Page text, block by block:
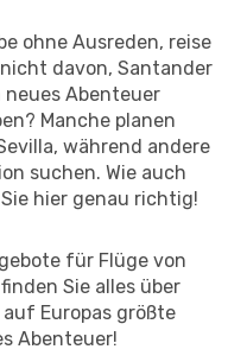
ohne Ausreden, reise
davon, Santander
Abenteuer
Manche planen
während andere
suchen. Wie auch
hier genau richtig!
für Flüge von
Sie alles über
auf Europas größte
Abenteuer!